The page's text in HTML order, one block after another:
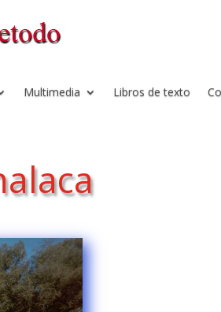
Multimedia Libros de texto